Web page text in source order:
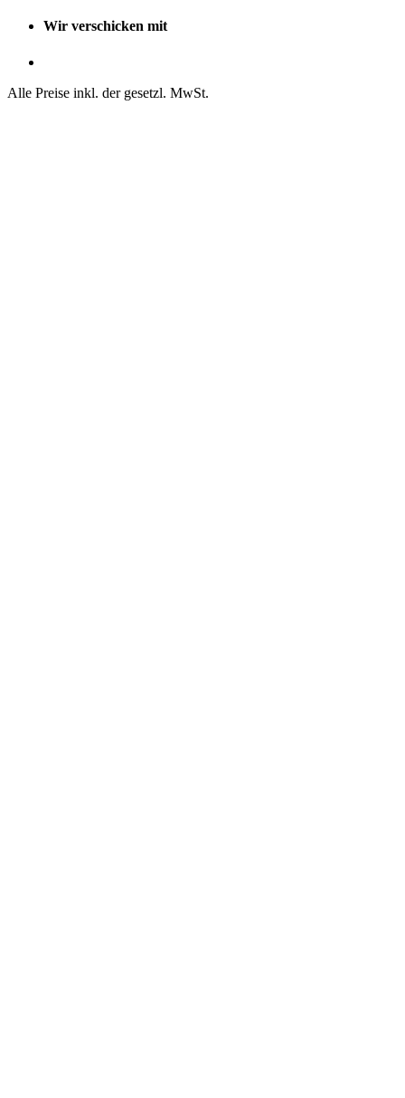
Wir verschicken mit
Alle Preise inkl. der gesetzl. MwSt.